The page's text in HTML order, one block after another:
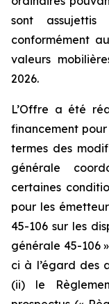
sont
conformément
valeurs
2026.
L’Offre a été
financement
termes des
générale
certaines
pour les
45-106 sur les
générale 45-106
ci à l’égard des
(ii) le